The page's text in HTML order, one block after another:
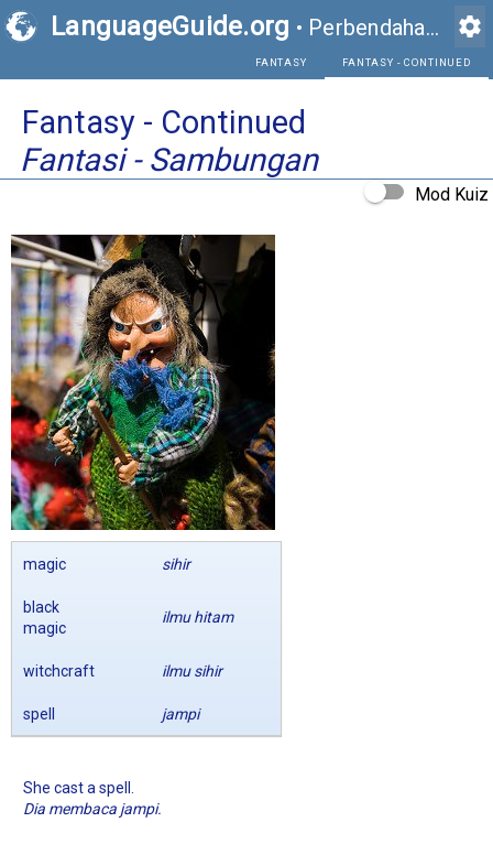
LanguageGuide.org • Perbendaharaan Kata Visual Bahasa Inggeris settings
Fantasy - Continued
Fantasi - Sambungan
Mod Kuiz
magic sihir
black
magic
ilmu hitam
witchcraft ilmu sihir
spell jampi
She cast a spell.
Dia membaca jampi.